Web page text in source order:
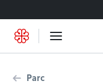
Parc